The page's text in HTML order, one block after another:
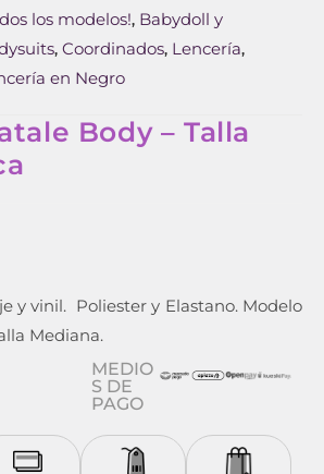
los modelos!, Babydoll y
, Coordinados, Lencería,
en Negro
Body – Talla
y vinil. Poliester y Elastano. Modelo
Mediana.
MEDIO
S DE
PAGO